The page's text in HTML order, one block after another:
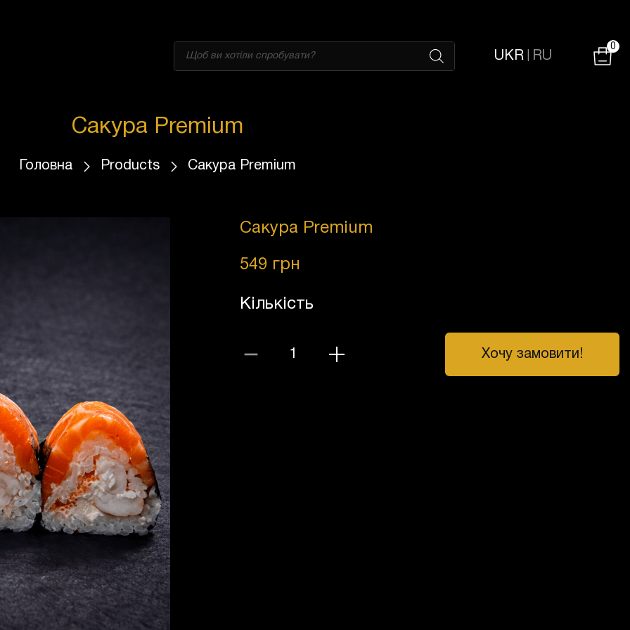
search
UKR RU
0
Сакура Premium
Головна Products Сакура Premium
Сакура Premium
549 грн
Кількість
Хочу замовити!